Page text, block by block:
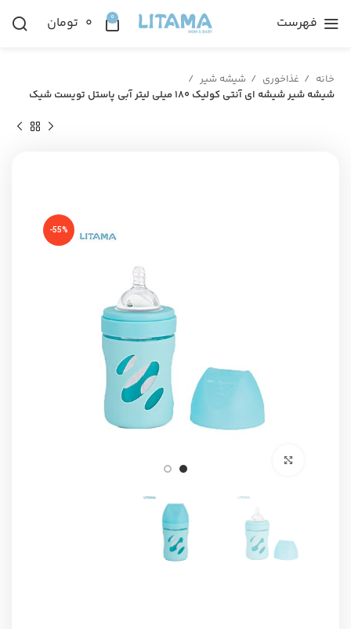
فهرست 0 ۰ تومان
خانه غذاخوری
شیشه شیر
شیشه شیر شیشه ای آنتی کولیک ۱۸۰ میلی لیتر آبی پاستل تویست شیک
-55%